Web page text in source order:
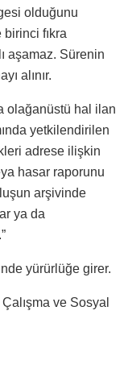
olduğunu
birinci fıkra
aşamaz. Sürenin
alınır.
olağanüstü hal ilan
yetkilendirilen
adrese ilişkin
hasar raporunu
arşivinde
ya da
yürürlüğe girer.
ve Sosyal